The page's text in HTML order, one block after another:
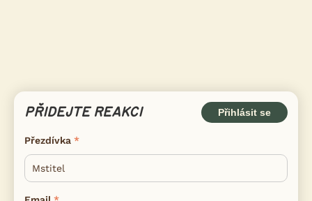
PŘIDEJTE REAKCI Přihlásit se
Přezdívka